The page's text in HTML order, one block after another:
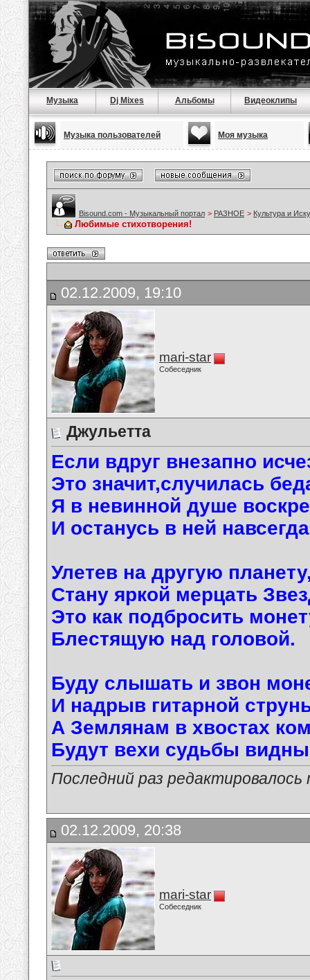
Музыка Dj Mixes Альбомы Видеоклипы
Музыка пользователей Моя музыка
Bisound.com - Музыкальный портал > РАЗНОЕ > Культура и
Любимые стихотворения!
02.12.2009, 19:10
mari-star
Собеседник
Джульетта
Если вдруг внезапно
Это значит,случилась
Я в невинной душе
И останусь в ней
Улетев на другую
Стану яркой мерцать
Это как подбросить
Блестящую над головой.
Буду слышать и звон
И надрыв гитарной
А Землянам в хвостах
Будут вехи судьбы
Последний раз
02.12.2009, 20:38
mari-star
Собеседник